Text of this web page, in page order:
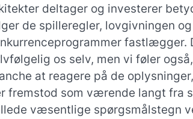
deltager og investerer
de spilleregler, lovgivningen
fastlægger.
os selv, men vi føler
at reagere på de
fremstod som værende langt fra
væsentlige spørgsmålstegn